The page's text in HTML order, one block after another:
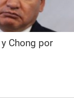
Chong por